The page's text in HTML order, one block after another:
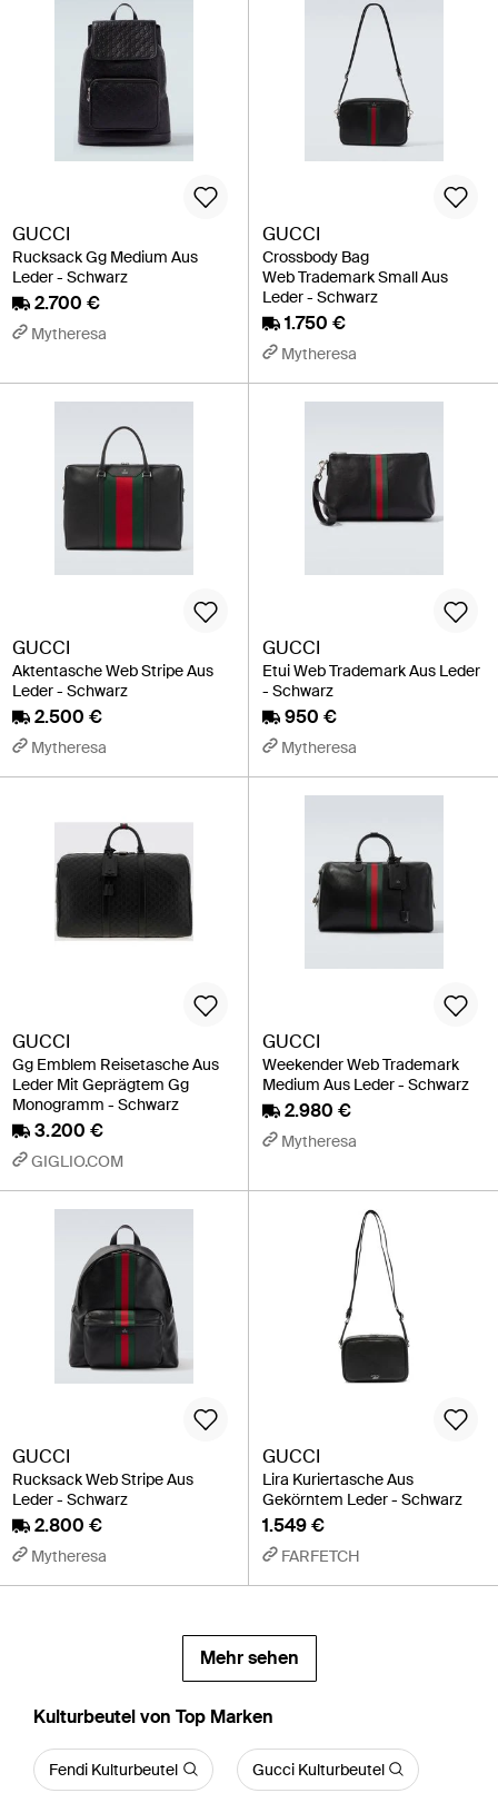
GUCCI
Rucksack Gg Medium Aus
Leder - Schwarz
2.700 €
Mytheresa
GUCCI
Crossbody Bag
Web Trademark Small Aus
Leder - Schwarz
1.750 €
Mytheresa
GUCCI
Aktentasche Web Stripe Aus
Leder - Schwarz
2.500 €
Mytheresa
GUCCI
Etui Web Trademark Aus Leder
- Schwarz
950 €
Mytheresa
GUCCI
Gg Emblem Reisetasche Aus
Leder Mit Geprägtem Gg
Monogramm - Schwarz
3.200 €
GIGLIO.COM
GUCCI
Weekender Web Trademark
Medium Aus Leder - Schwarz
2.980 €
Mytheresa
GUCCI
Rucksack Web Stripe Aus
Leder - Schwarz
2.800 €
Mytheresa
GUCCI
Lira Kuriertasche Aus
Gekörntem Leder - Schwarz
1.549 €
FARFETCH
Mehr sehen
Kulturbeutel von Top Marken
Fendi Kulturbeutel Gucci Kulturbeutel